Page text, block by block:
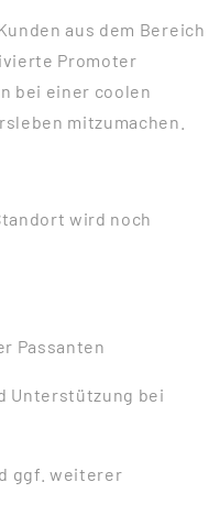
aus dem Bereich
Promoter
bei einer coolen
mitzumachen.
wird noch
Passanten
Unterstützung bei
ggf. weiterer